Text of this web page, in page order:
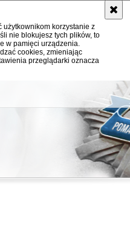
użytkownikom korzystanie z
nie blokujesz tych plików, to
w pamięci urządzenia.
cookies, zmieniając
przeglądarki oznacza